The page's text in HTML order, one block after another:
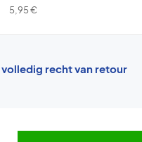
5,95€
volledig recht van retour